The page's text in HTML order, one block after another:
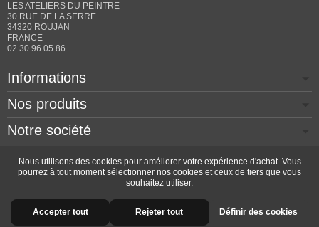
LES ATELIERS DU PEINTRE
30 RUE DE LA SERRE
34320 ROUJAN
FRANCE
02 30 96 05 86
Informations
Nos produits
Notre société
Contactez-nous
Copyright © 2026 - Design by Prestacrea
- Ecommerce
software byPrestaShop™
Nous utilisons des cookies pour améliorer votre expérience d'achat. Vous
pourrez à tout moment sélectionner nos cookies et ceux de tiers que vous
souhaitez utiliser.
Accepter tout Rejeter tout Définir des cookies